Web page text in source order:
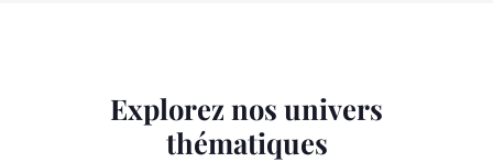
Explorez nos univers
thématiques